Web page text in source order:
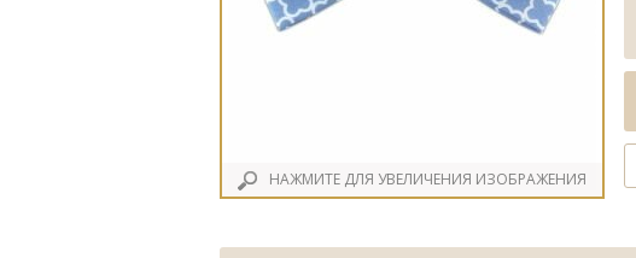
НАЖМИТЕ ДЛЯ УВЕЛИЧЕНИЯ ИЗОБРАЖЕНИЯ